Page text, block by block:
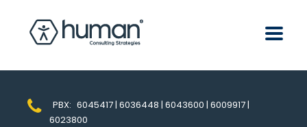
PBX: 6045417 | 6036448 | 6043600 | 6009917 |
6023800